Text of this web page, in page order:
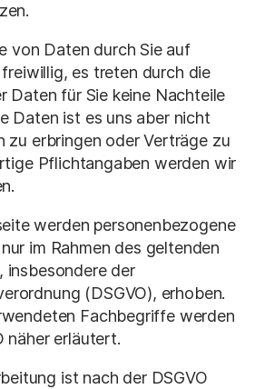
von Daten durch Sie auf
es treten durch die
Daten für Sie keine Nachteile
Daten ist es uns aber nicht
zu erbringen oder Verträge zu
Pflichtangaben werden wir
werden personenbezogene
im Rahmen des geltenden
insbesondere der
(DSGVO), erhoben.
Fachbegriffe werden
näher erläutert.
ist nach der DSGVO